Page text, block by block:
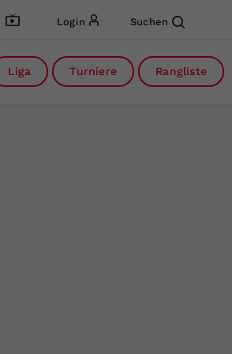
Login Suchen
Liga Turniere Rangliste